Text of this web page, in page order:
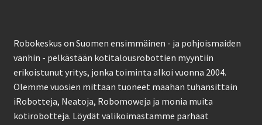
Robokeskus on Suomen ensimmäinen - ja pohjoismaiden
vanhin - pelkästään kotitalousrobottien myyntiin
erikoistunut yritys, jonka toiminta alkoi vuonna 2004.
Olemme vuosien mittaan tuoneet maahan tuhansittain
iRobotteja, Neatoja, Robomoweja ja monia muita
kotirobotteja. Löydät valikoimastamme parhaat